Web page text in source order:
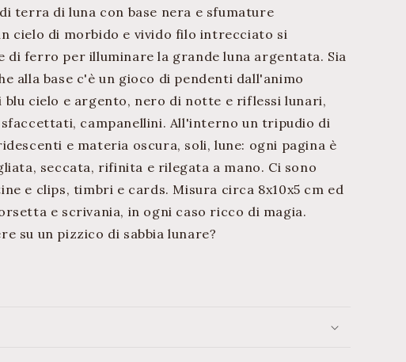
terra di luna con base nera e sfumature
cielo di morbido e vivido filo intrecciato si
di ferro per illuminare la grande luna argentata. Sia
alla base c'è un gioco di pendenti dall'animo
cielo e argento, nero di notte e riflessi lunari,
campanellini. All'interno un tripudio di
e materia oscura, soli, lune: ogni pagina è
seccata, rifinita e rilegata a mano. Ci sono
e clips, timbri e cards. Misura circa 8x10x5 cm ed
e scrivania, in ogni caso ricco di magia.
su un pizzico di sabbia lunare?